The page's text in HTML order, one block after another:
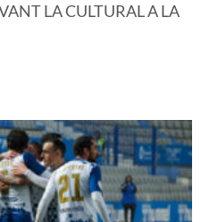
LA CULTURAL A LA